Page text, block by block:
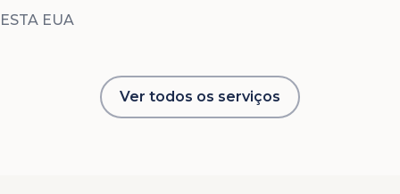
ESTA EUA
Ver todos os serviços